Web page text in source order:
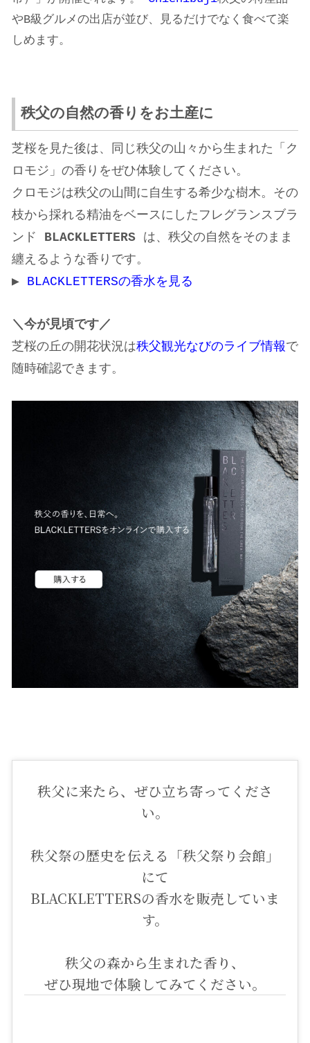
やB級グルメの出店が並び、見るだけでなく食べて楽
しめます。
秩父の自然の香りをお土産に
芝桜を見た後は、同じ秩父の山々から生まれた「ク
ロモジ」の香りをぜひ体験してください。
クロモジは秩父の山間に自生する希少な樹木。その
枝から採れる精油をベースにしたフレグランスブラ
ンド BLACKLETTERSは、秩父の自然をそのまま
纏えるような香りです。
▶ BLACKLETTERSの香水を見る
＼今が見頃です／
芝桜の丘の開花状況は秩父観光なびのライブ情報で
随時確認できます。
秩父に来たら、ぜひ立ち寄ってくださ
い。
秩父祭の歴史を伝える「秩父祭り会館」
にて
BLACKLETTERSの香水を販売していま
す。
秩父の森から生まれた香り、
ぜひ現地で体験してみてください。